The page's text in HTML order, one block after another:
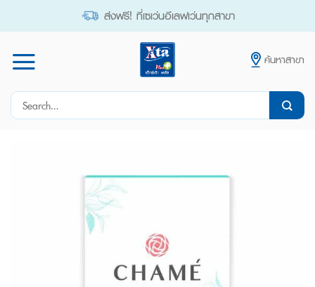
ส่งฟรี! ที่เซเว่นอีเลฟเว่นทุกสาขา
ค้นหาสาขา
Search